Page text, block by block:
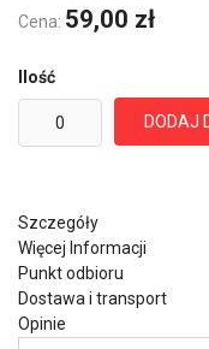
Cena: 59,00 zł
Ilość
DODAJ
Szczegóły
Więcej Informacji
Punkt odbioru
Dostawa i transport
Opinie